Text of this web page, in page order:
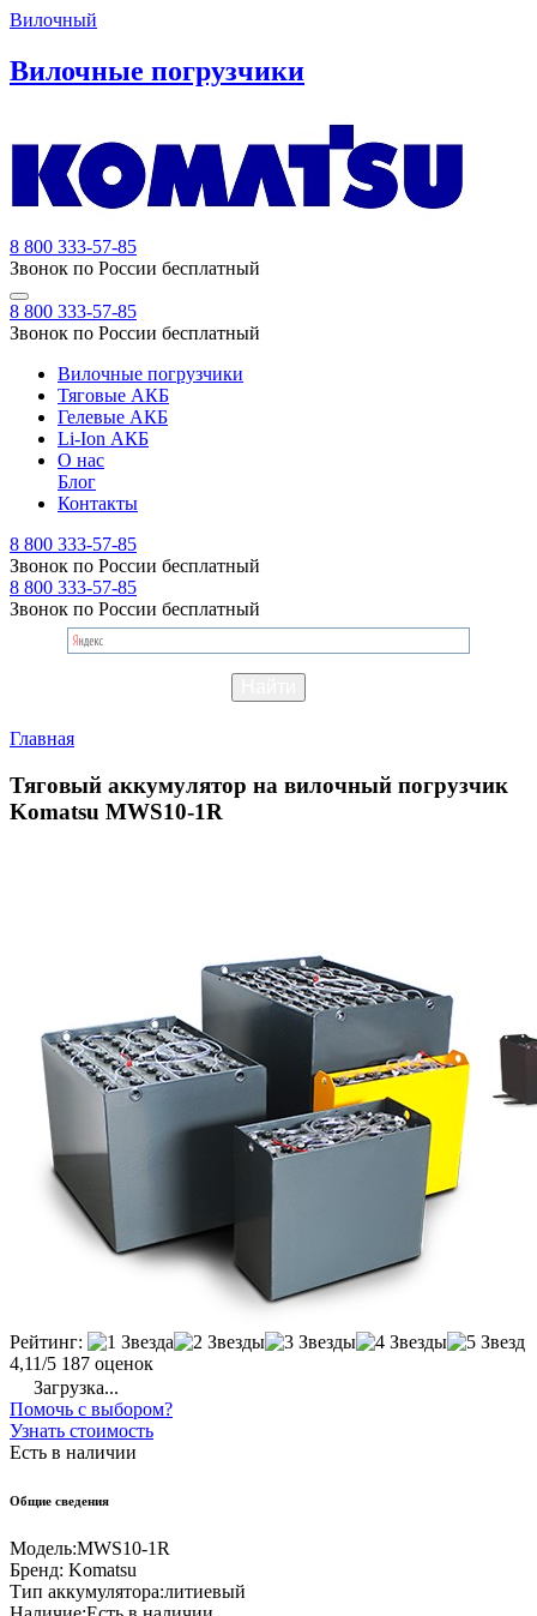
Вилочный
Вилочные погрузчики
8 800 333-57-85
Звонок по России бесплатный
8 800 333-57-85
Звонок по России бесплатный
Вилочные погрузчики
Тяговые АКБ
Гелевые АКБ
Li-Ion АКБ
О нас
Блог
Контакты
8 800 333-57-85
Звонок по России бесплатный
8 800 333-57-85
Звонок по России бесплатный
Главная
Тяговый аккумулятор на вилочный погрузчик
Komatsu MWS10-1R
Рейтинг:
4,11/5 187 оценок
Загрузка...
Помочь с выбором?
Узнать стоимость
Есть в наличии
Общие сведения
Модель:MWS10-1R
Бренд: Komatsu
Тип аккумулятора:литиевый